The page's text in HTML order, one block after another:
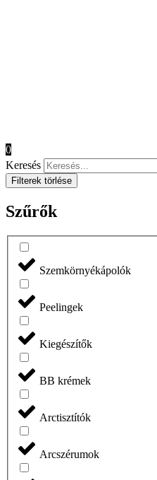
0
Keresés
Filterek törlése
Szűrők
Szemkörnyékápolók
Peelingek
Kiegészítők
BB krémek
Arctisztítók
Arcszérumok